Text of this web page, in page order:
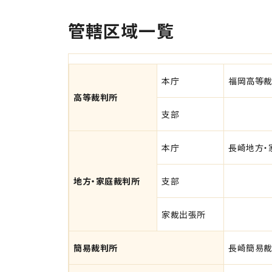
管轄区域一覧
高等裁判所
本庁 福岡高等
支部
地方・家庭裁判所
本庁 長崎地方
支部
家裁出張所
簡易裁判所 長崎簡易